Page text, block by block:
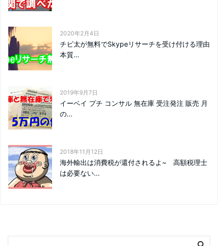
2020年2月4日
チビ太が無料でSkypeリサーチを受け付ける理由
本質...
2019年9月7日
イーベイ プチ コンサル 無在庫 受注発注 販売 月
の...
2018年11月12日
海外輸出は消費税が還付されるよ~ 高額税理士
は必要ない...